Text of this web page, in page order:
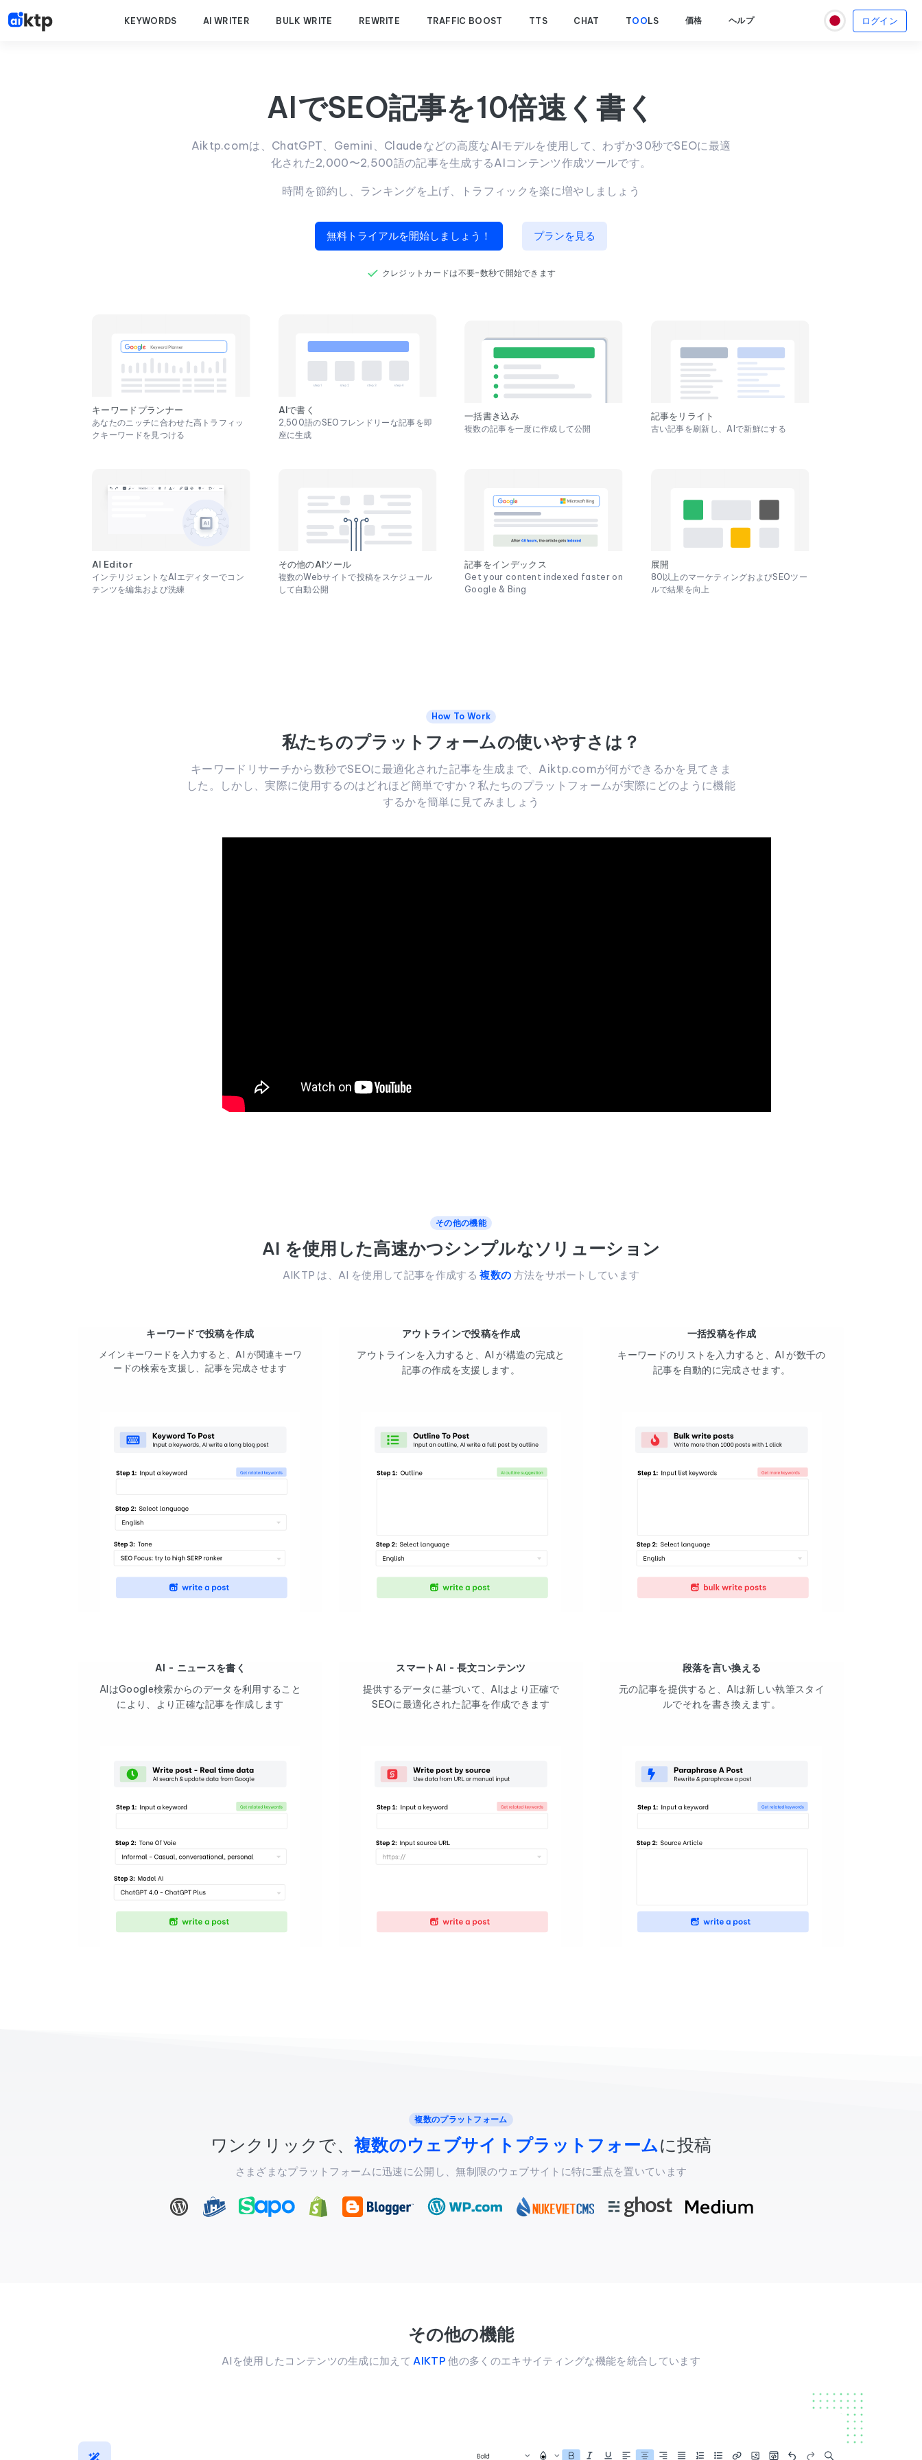
KEYWORDS AI WRITER BULK WRITE REWRITE TRAFFIC BOOST TTS CHAT TOO LS 価格 ヘルプ ログイン
AIでSEO記事を10倍速く書く
Aiktp.comは、ChatGPT、Gemini、Claudeなどの高度なAIモデルを使用して、わずか30秒でSEOに最適
化された2,000〜2,500語の記事を生成するAIコンテンツ作成ツールです。
時間を節約し、ランキングを上げ、トラフィックを楽に増やしましょう
無料トライアルを開始しましょう！ プランを見る
クレジットカードは不要–数秒で開始できます
キーワードプランナー
あなたのニッチに合わせた高トラフィッ
クキーワードを見つける
AIで書く
2,500語のSEOフレンドリーな記事を即
座に生成
一括書き込み
複数の記事を一度に作成して公開
記事をリライト
古い記事を刷新し、AIで新鮮にする
AI Editor
インテリジェントなAIエディターでコン
テンツを編集および洗練
その他のAIツール
複数のWebサイトで投稿をスケジュール
して自動公開
記事をインデックス
Get your content indexed faster on
Google & Bing
展開
80以上のマーケティングおよびSEOツー
ルで結果を向上
How To Work
私たちのプラットフォームの使いやすさは？
キーワードリサーチから数秒でSEOに最適化された記事を生成まで、Aiktp.comが何ができるかを見てきま
した。しかし、実際に使用するのはどれほど簡単ですか？私たちのプラットフォームが実際にどのように機能
するかを簡単に見てみましょう
その他の機能
AI を使用した高速かつシンプルなソリューション
AIKTP は、AI を使用して記事を作成する複数の 方法をサポートしています
キーワードで投稿を作成
メインキーワードを入力すると、AI が関連キーワ
ードの検索を支援し、記事を完成させます
アウトラインで投稿を作成
アウトラインを入力すると、AI が構造の完成と
記事の作成を支援します。
一括投稿を作成
キーワードのリストを入力すると、AI が数千の
記事を自動的に完成させます。
AI - ニュースを書く
AIはGoogle検索からのデータを利用すること
により、より正確な記事を作成します
スマートAI - 長文コンテンツ
提供するデータに基づいて、AIはより正確で
SEOに最適化された記事を作成できます
段落を言い換える
元の記事を提供すると、AIは新しい執筆スタイ
ルでそれを書き換えます。
複数のプラットフォーム
ワンクリックで、複数のウェブサイトプラットフォームに投稿
さまざまなプラットフォームに迅速に公開し、無制限のウェブサイトに特に重点を置いています
その他の機能
AIを使用したコンテンツの生成に加えて AIKTP 他の多くのエキサイティングな機能を統合しています